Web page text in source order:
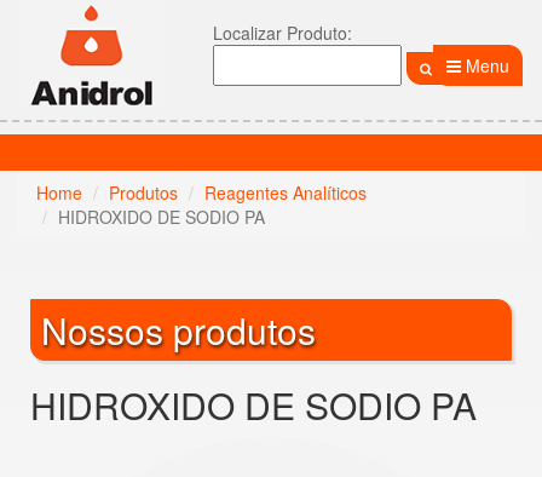
Localizar Produto:
Menu
Home Produtos
Reagentes Analíticos
HIDROXIDO DE SODIO PA
Nossos produtos
HIDROXIDO DE SODIO PA